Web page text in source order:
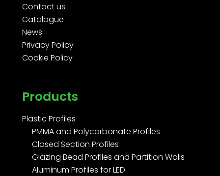
Contact us
Catalogue
News
Privacy Policy
Cookie Policy
Products
Plastic Profiles
PMMA and Polycarbonate Profiles
Closed Section Profiles
Glazing Bead Profiles and Partition Walls
Aluminum Profiles for LED